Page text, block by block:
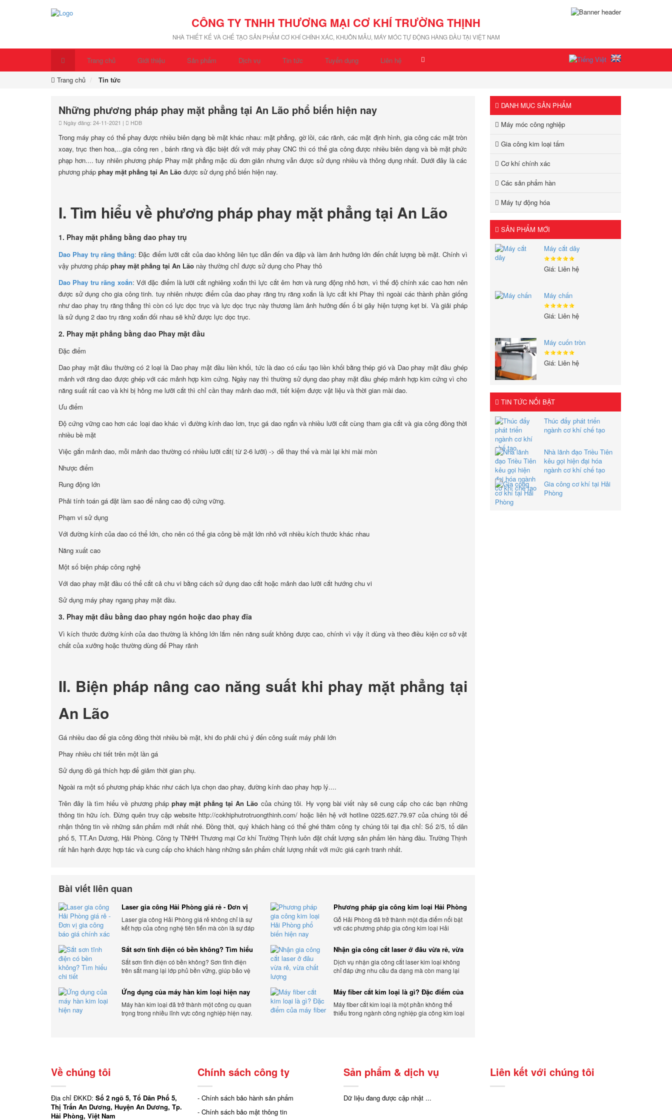
CÔNG TY TNHH THƯƠNG MẠI CƠ KHÍ TRƯỜNG THỊNH
NHÀ THIẾT KẾ VÀ CHẾ TẠO SẢN PHẨM CƠ KHÍ CHÍNH XÁC, KHUÔN MẪU, MÁY MÓC TỰ ĐỘNG HÀNG ĐẦU TẠI VIỆT NAM
Trang chủ Giới thiệu Sản phẩm Dịch vụ Tin tức Tuyển dụng Liên hệ
Trang chủ Tin tức
Những phương pháp phay mặt phẳng tại An Lão phổ biến hiện nay
Ngày đăng: 24-11-2021 | HDB
Trong máy phay có thể phay được nhiều biên dạng bề mặt khác nhau: mặt phẳng, gờ lồi, các rãnh, các mặt định hình, gia công các mặt tròn
xoay, trục then hoa,...gia công ren , bánh răng và đặc biệt đối với máy phay CNC thì có thể gia công được nhiều biên dạng và bề mặt phức
phạp hơn.... tuy nhiên phương pháp Phay mặt phẳng mặc dù đơn giản nhưng vẫn được sử dụng nhiều và thông dụng nhất. Dưới đây là các
phương pháp phay mặt phẳng tại An Lão được sử dụng phổ biến hiện nay.
I. Tìm hiểu về phương pháp phay mặt phẳng tại An Lão
1. Phay mặt phẳng bằng dao phay trụ
Dao Phay trụ răng thẳng: Đặc điểm lưỡi cắt của dao không liên tục dẫn đến va đập và làm ảnh hưởng lớn đến chất lượng bề mặt. Chính vì
vậy phương pháp phay mặt phẳng tại An Lão này thường chỉ được sử dụng cho Phay thô
Dao Phay tru răng xoắn: Với đặc điểm là lưỡi cắt nghiêng xoắn thì lực cắt êm hơn và rung động nhỏ hơn, vì thế độ chính xác cao hơn nên
được sử dụng cho gia công tinh. tuy nhiên nhược điểm của dao phay răng trụ răng xoắn là lực cắt khi Phay thì ngoài các thành phần giống
như dao phay trụ răng thẳng thì còn có lực dọc trục và lực dọc trục này thương làm ảnh hưởng đến ổ bi gây hiện tượng kẹt bi. Và giải pháp
là sử dụng 2 dao trụ răng xoắn đối nhau sẽ khử được lực dọc trục.
2. Phay mặt phẳng bằng dao Phay mặt đầu
Đặc điểm
Dao phay mặt đầu thường có 2 loại là Dao phay mặt đầu liền khối, tức là dao có cấu tạo liền khối bằng thép gió và Dao phay mặt đầu ghép
mảnh với răng dao được ghép với các mảnh hợp kim cứng. Ngày nay thì thường sử dụng dao phay mặt đầu ghép mảnh hợp kim cứng vì cho
năng suất rất cao và khi bị hỏng me lưỡi cắt thì chỉ cần thay mảnh dao mới, tiết kiệm được vật liệu và thời gian mài dao.
Ưu điểm
Độ cứng vững cao hơn các loại dao khác vì đường kính dao lơn, trục gá dao ngắn và nhiều lưỡi cắt cùng tham gia cắt và gia công đồng thời
nhiều bề mặt
Việc gắn mảnh dao, mỗi mảnh dao thường có nhiều lưỡi cắt( từ 2-6 lưỡi) -> dễ thay thế và mài lại khi mài mòn
Nhược điểm
Rung động lớn
Phải tính toán gá đặt làm sao để nâng cao độ cứng vững.
Phạm vi sử dụng
Với đường kính của dao có thể lớn, cho nên có thể gia công bề mặt lớn nhỏ với nhiều kích thước khác nhau
Năng xuất cao
Một số biện pháp công nghệ
Với dao phay mặt đầu có thể cắt cả chu vi bằng cách sử dụng dao cắt hoặc mảnh dao lưỡi cắt hướng chu vi
Sử dụng máy phay ngang phay mặt đầu.
3. Phay mặt đầu bằng dao phay ngón hoặc dao phay đĩa
Vì kích thước đường kính của dao thường là không lớn lắm nên năng suất không được cao, chính vì vậy ít dùng và theo điều kiện cơ sở vật
chất của xưởng hoặc thường dùng để Phay rãnh
II. Biện pháp nâng cao năng suất khi phay mặt phẳng tại
An Lão
Gá nhiều dao để gia công đồng thời nhiều bề mặt, khi đo phải chú ý đến công suất máy phải lớn
Phay nhiều chi tiết trên một lần gá
Sử dụng đồ gá thích hợp để giảm thời gian phụ.
Ngoài ra một số phương pháp khác như cách lựa chọn dao phay, đường kính dao phay hợp lý....
Trên đây là tìm hiểu về phương phápphay mặt phẳng tại An Lão của chúng tôi. Hy vọng bài viết này sẽ cung cấp cho các bạn những
thông tin hữu ích. Đừng quên truy cập website http://cokhiphutrotruongthinh.com/ hoặc liên hệ với hotline 0225.627.79.97 của chúng tôi để
nhận thông tin về những sản phẩm mới nhất nhé. Đồng thời, quý khách hàng có thể ghé thăm công ty chúng tôi tại địa chỉ: Số 2/5, tổ dân
phố 5, TT.An Dương, Hải Phòng. Công ty TNHH Thương mại Cơ khí Trường Thịnh luôn đặt chất lượng sản phẩm lên hàng đầu. Trường Thịnh
rất hân hạnh được hợp tác và cung cấp cho khách hàng những sản phẩm chất lượng nhất với mức giá cạnh tranh nhất.
Bài viết liên quan
Laser gia công Hải Phòng giá rẻ - Đơn vị
gia công báo giá chính xác
Laser gia công Hải Phòng giá rẻ không chỉ là sự
kết hợp của công nghệ tiên tiến mà còn là sự đáp
hàng. Xem ngay nhé.
Phương pháp gia công kim loại Hải Phòng
phổ biến hiện nay
Gỗ Hải Phòng đã trở thành một địa điểm nổi bật
với các phương pháp gia công kim loại Hải
Sắt sơn tĩnh điện có bền không? Tìm hiểu
chi tiết
Sắt sơn tĩnh điện có bền không? Sơn tĩnh điện
trên sắt mang lại lớp phủ bền vững, giúp bảo vệ
bên ngoài.
Nhận gia công cắt laser ở đâu vừa rẻ, vừa
chất lượng
Dịch vụ nhận gia công cắt laser kim loại không
chỉ đáp ứng nhu cầu đa dạng mà còn mang lại
Ứng dụng của máy hàn kim loại hiện nay
Máy hàn kim loại đã trở thành một công cụ quan
trọng trong nhiều lĩnh vực công nghiệp hiện nay.
Máy fiber cắt kim loại là gì? Đặc điểm của
máy fiber
Máy fiber cắt kim loại là một phần không thể
thiếu trong ngành công nghiệp gia công kim loại
DANH MỤC SẢN PHẨM
Máy móc công nghiệp
Gia công kim loại tấm
Cơ khí chính xác
Các sản phẩm hàn
Máy tự động hóa
SẢN PHẨM MỚI
Máy cắt dây
Giá: Liên hệ
Máy chấn
Giá: Liên hệ
Máy cuốn tròn
Giá: Liên hệ
TIN TỨC NỔI BẬT
Thúc đẩy phát triển
ngành cơ khí chế tạo
Nhà lãnh đạo Triều Tiên
kêu gọi hiện đại hóa
ngành cơ khí chế tạo
Gia công cơ khí tại Hải
Phòng
Về chúng tôi
Địa chỉ ĐKKD: Số 2 ngõ 5, Tổ Dân Phố 5,
Thị Trấn An Dương, Huyện An Dương, Tp.
Hải Phòng, Việt Nam
Chính sách công ty
- Chính sách bảo hành sản phẩm
- Chính sách bảo mật thông tin
Sản phẩm & dịch vụ
Dữ liệu đang được cập nhật ...
Liên kết với chúng tôi